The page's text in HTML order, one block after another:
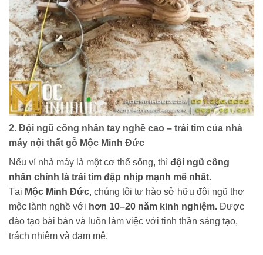
2. Đội ngũ công nhân tay nghề cao – trái tim của nhà
máy nội thất gỗ Mộc Minh Đức
Nếu ví nhà máy là một cơ thể sống, thì đội ngũ công
nhân chính là trái tim đập nhịp mạnh mẽ nhất.
Tại Mộc Minh Đức, chúng tôi tự hào sở hữu đội ngũ thợ
mộc lành nghề với hơn 10–20 năm kinh nghiệm. Được
đào tạo bài bản và luôn làm việc với tinh thần sáng tạo,
trách nhiệm và đam mê.